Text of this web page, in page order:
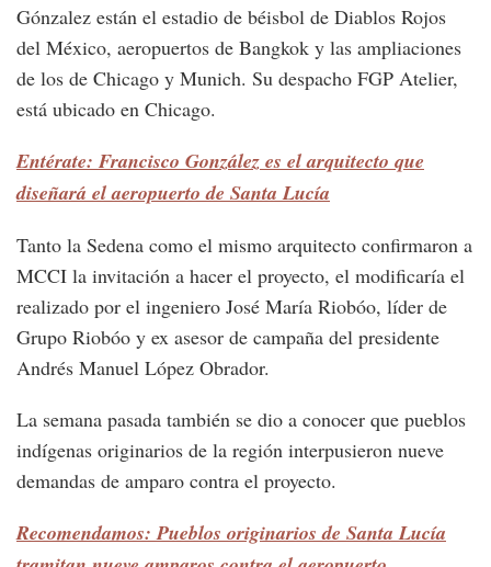
Gónzalez están el estadio de béisbol de Diablos Rojos
del México, aeropuertos de Bangkok y las ampliaciones
de los de Chicago y Munich. Su despacho FGP Atelier,
está ubicado en Chicago.
Entérate: Francisco González es el arquitecto que
diseñará el aeropuerto de Santa Lucía
Tanto la Sedena como el mismo arquitecto confirmaron a
MCCI la invitación a hacer el proyecto, el modificaría el
realizado por el ingeniero José María Riobóo, líder de
Grupo Riobóo y ex asesor de campaña del presidente
Andrés Manuel López Obrador.
La semana pasada también se dio a conocer que pueblos
indígenas originarios de la región interpusieron nueve
demandas de amparo contra el proyecto.
Recomendamos: Pueblos originarios de Santa Lucía